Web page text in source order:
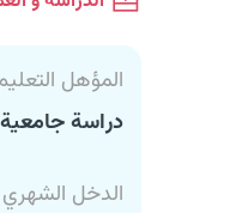
المؤهل
دراسة جامعية
الدخل الشهري